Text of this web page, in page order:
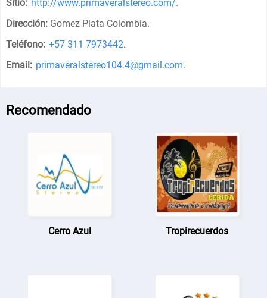
Sitio: http://www.primaveralstereo.com/.
Dirección: Gomez Plata Colombia.
Teléfono: +57 311 7973442.
Email: primaveralstereo104.4@gmail.com.
Recomendado
Cerro Azul Tropirecuerdos